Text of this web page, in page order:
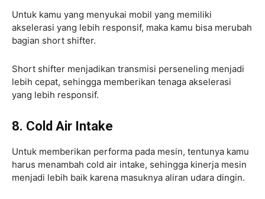
Untuk kamu yang menyukai mobil yang memiliki
akselerasi yang lebih responsif, maka kamu bisa merubah
bagian short shifter.
Short shifter menjadikan transmisi perseneling menjadi
lebih cepat, sehingga memberikan tenaga akselerasi
yang lebih responsif.
8. Cold Air Intake
Untuk memberikan performa pada mesin, tentunya kamu
harus menambah cold air intake, sehingga kinerja mesin
menjadi lebih baik karena masuknya aliran udara dingin.